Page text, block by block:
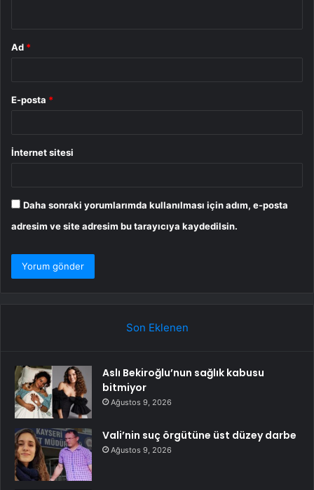
Ad *
E-posta *
İnternet sitesi
Daha sonraki yorumlarımda kullanılması için adım, e-posta
adresim ve site adresim bu tarayıcıya kaydedilsin.
Son Eklenen
Aslı Bekiroğlu’nun sağlık kabusu
bitmiyor
Ağustos 9, 2026
Vali’nin suç örgütüne üst düzey darbe
Ağustos 9, 2026